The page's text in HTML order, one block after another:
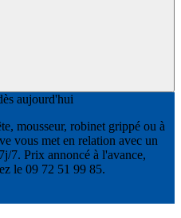
aujourd'hui
mousseur, robinet grippé ou à
vous met en relation avec un
7. Prix annoncé à l'avance,
le 09 72 51 99 85.